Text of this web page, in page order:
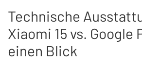
Technische
Xiaomi 15 vs. Google
einen Blick